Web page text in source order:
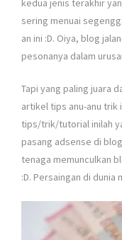
kedua jenis terakhir
sering menuai
an ini :D. Oiya, blog
pesonanya dalam
Tapi yang paling juara
artikel tips anu-anu trik
tips/trik/tutorial inilah
pasang adsense di
tenaga memunculkan
:D. Persaingan di dunia